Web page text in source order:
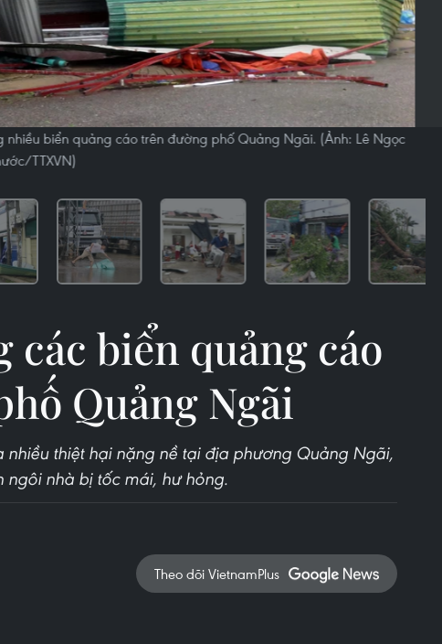
biển quảng cáo trên đường phố Quảng Ngãi. (Ảnh: Lê Ngọc
TTXVN)
các biển quảng cáo
Quảng Ngãi
thiệt hại nặng nề tại địa phương Quảng Ngãi,
ngôi nhà bị tốc mái, hư hỏng.
Theo dõi VietnamPlus